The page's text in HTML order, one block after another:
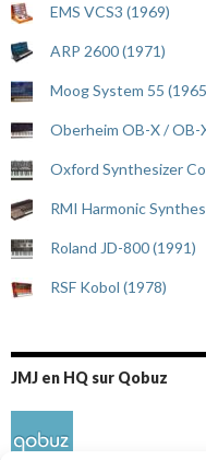
EMS VCS3 (1969)
ARP 2600 (1971)
Moog System 55
Oberheim OB-X / OB-
Oxford Synthesizer
RMI Harmonic
Roland JD-800 (1991)
RSF Kobol (1978)
JMJ en HQ sur Qobuz